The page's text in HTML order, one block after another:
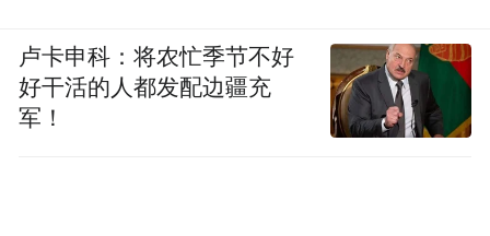
卢卡申科：将农忙季节不好
好干活的人都发配边疆充
军！